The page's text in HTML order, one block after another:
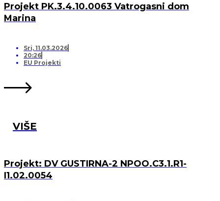
Projekt PK.3.4.10.0063 Vatrogasni dom
Marina
Sri, 11.03.2026
20:26
EU Projekti
VIŠE
Projekt: DV GUSTIRNA-2 NPOO.C3.1.R1-
I1.02.0054